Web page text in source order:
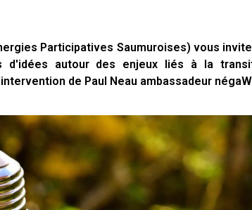
Participatives Saumuroises) vous
d'idées autour des enjeux liés à la
de Paul Neau ambassadeur